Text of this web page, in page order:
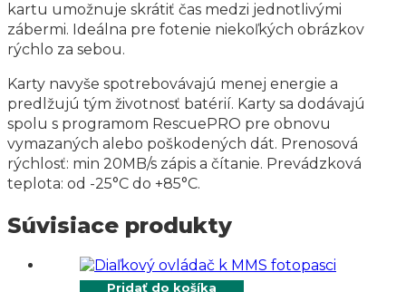
kartu umožnuje skrátiť čas medzi jednotlivými
zábermi. Ideálna pre fotenie niekoľkých obrázkov
rýchlo za sebou.
Karty navyše spotrebovávajú menej energie a
predlžujú tým životnosť batérií. Karty sa dodávajú
spolu s programom RescuePRO pre obnovu
vymazaných alebo poškodených dát. Prenosová
rýchlosť: min 20MB/s zápis a čítanie. Prevádzková
teplota: od -25°C do +85°C.
Súvisiace produkty
Pridať do košíka